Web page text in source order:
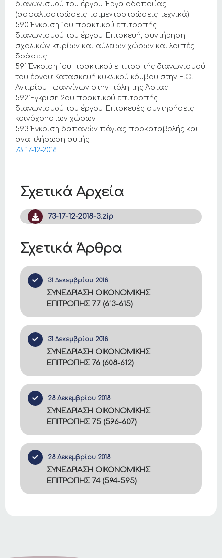
Σχετικά Αρχεία
73-17-12-2018-3.zip
Σχετικά Άρθρα
31 Δεκεμβρίου 2018
ΣΥΝΕΔΡΙΑΣΗ ΟΙΚΟΝΟΜΙΚΗΣ
ΕΠΙΤΡΟΠΗΣ 77 (613-615)
31 Δεκεμβρίου 2018
ΣΥΝΕΔΡΙΑΣΗ ΟΙΚΟΝΟΜΙΚΗΣ
ΕΠΙΤΡΟΠΗΣ 76 (608-612)
28 Δεκεμβρίου 2018
ΣΥΝΕΔΡΙΑΣΗ ΟΙΚΟΝΟΜΙΚΗΣ
ΕΠΙΤΡΟΠΗΣ 75 (596-607)
28 Δεκεμβρίου 2018
ΣΥΝΕΔΡΙΑΣΗ ΟΙΚΟΝΟΜΙΚΗΣ
ΕΠΙΤΡΟΠΗΣ 74 (594-595)
διαγωνισμού του έργου: Έργα οδοποιίας
(ασφαλτοστρώσεις-τσιμεντοστρώσεις-τεχνικά)
590 Έγκριση 1ου πρακτικού επιτροπής
διαγωνισμού του έργου: Επισκευή, συντήρηση
σχολικών κτιρίων και αύλειων χώρων και λοιπές
δράσεις
591 Έγκριση 1ου πρακτικού επιτροπής διαγωνισμού
του έργου: Κατασκευή κυκλικού κόμβου στην Ε.Ο.
Αντιρίου –Ιωαννίνων στην πόλη της Άρτας
592 Έγκριση 2ου πρακτικού επιτροπής
διαγωνισμού του έργου: Επισκευές-συντηρήσεις
κοινόχρηστων χώρων
593 Έγκριση δαπανών πάγιας προκαταβολής και
αναπλήρωση αυτής
73 17-12-2018